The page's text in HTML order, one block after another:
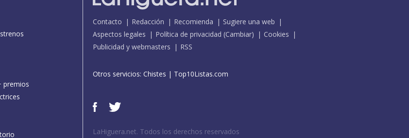
premios
Contacto Redacción Recomienda
Sugiere una web
Aspectos legales
Política de privacidad (Cambiar)
Cookies
Publicidad y webmasters
RSS
Otros servicios: Chistes | Top10Listas.com
LaHiguera.net. Todos los derechos reservados